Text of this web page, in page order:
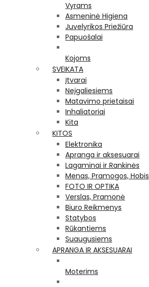
Vyrams
Asmeninė Higiena
Juvelyrikos Priežiūra
Papuošalai
Kojoms
SVEIKATA
Įtvarai
Neįgaliesiems
Matavimo prietaisai
Inhaliatoriai
Kita
KITOS
Elektronika
Apranga ir aksesuarai
Lagaminai ir Rankinės
Menas, Pramogos, Hobis
FOTO IR OPTIKA
Verslas, Pramonė
Biuro Reikmenys
Statybos
Rūkantiems
Suaugusiems
APRANGA IR AKSESUARAI
Moterims